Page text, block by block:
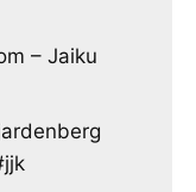
– Jaiku